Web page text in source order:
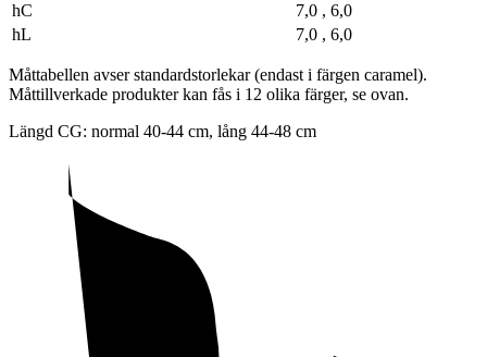
hC
7,0 , 6,0
hL
7,0 , 6,0
Måttabellen avser standardstorlekar (endast i färgen caramel).
Måttillverkade produkter kan fås i 12 olika färger, se ovan.
Längd CG: normal 40-44 cm, lång 44-48 cm